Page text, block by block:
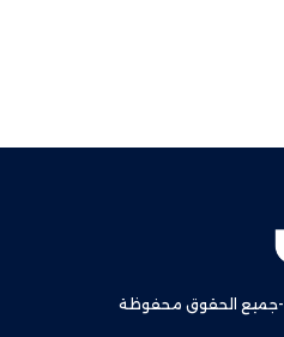
-جميع الحقوق محفوظة